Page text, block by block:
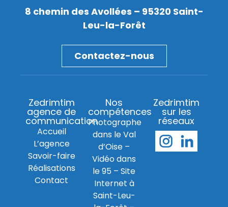
8 chemin des Avollées – 95320 Saint-
Leu-la-Forêt
Contactez-nous
Zedrimtim
agence de
communication
Accueil
L’agence
Savoir-faire
Réalisations
Contact
Nos
compétences
Photographe
dans le Val
d’Oise –
Vidéo dans
le 95 – Site
Internet à
Saint-Leu-
Zedrimtim
sur les
réseaux